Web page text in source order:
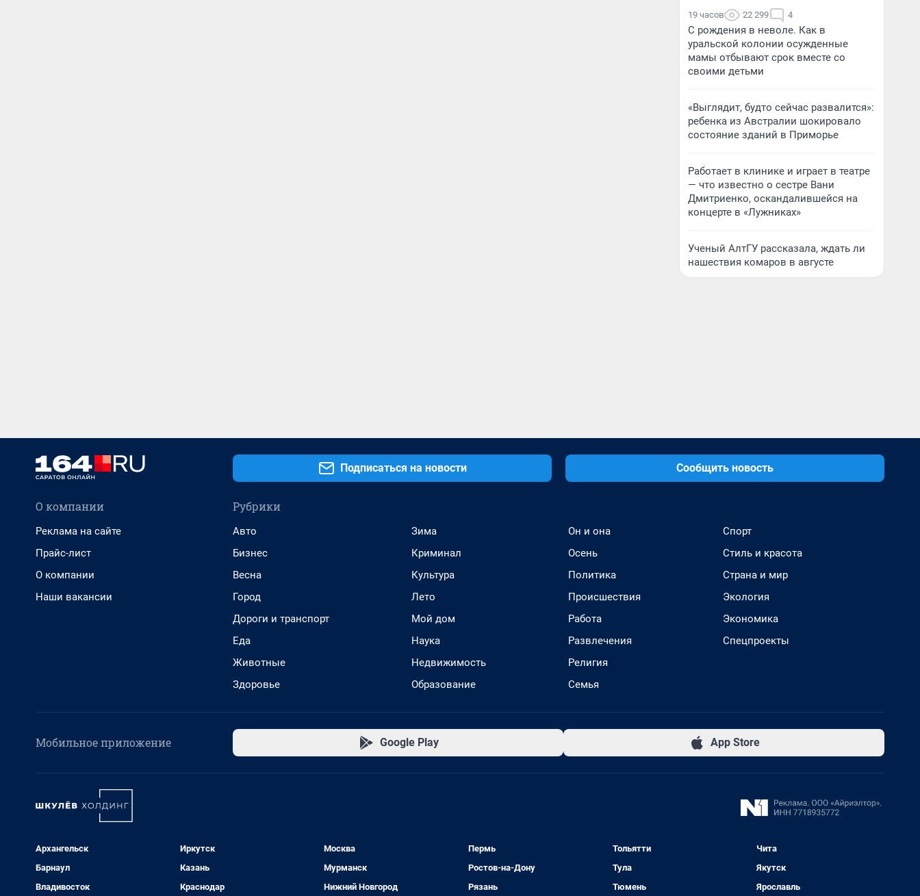
19 часов 22 299 4
С рождения в неволе. Как в
уральской колонии осужденные
мамы отбывают срок вместе со
своими детьми
«Выглядит, будто сейчас развалится»:
ребенка из Австралии шокировало
состояние зданий в Приморье
Работает в клинике и играет в театре
— что известно о сестре Вани
Дмитриенко, оскандалившейся на
концерте в «Лужниках»
Ученый АлтГУ рассказала, ждать ли
нашествия комаров в августе
Подписаться на новости Сообщить новость
О компании
Реклама на сайте
Прайс-лист
О компании
Наши вакансии
Рубрики
Авто
Бизнес
Весна
Город
Дороги и транспорт
Еда
Животные
Здоровье
Зима
Криминал
Культура
Лето
Мой дом
Наука
Недвижимость
Образование
Он и она
Осень
Политика
Происшествия
Работа
Развлечения
Религия
Семья
Спорт
Стиль и красота
Страна и мир
Экология
Экономика
Спецпроекты
Мобильное приложение Google Play App Store
Архангельск
Барнаул
Владивосток
Иркутск
Казань
Краснодар
Москва
Мурманск
Нижний Новгород
Пермь
Ростов-на-Дону
Рязань
Тольятти
Тула
Тюмень
Чита
Якутск
Ярославль